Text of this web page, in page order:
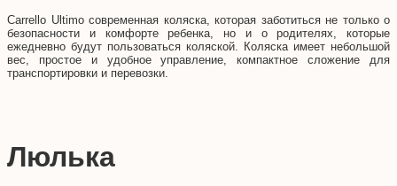
Carrello Ultimo современная коляска, которая заботиться не только о
безопасности и комфорте ребенка, но и о родителях, которые
ежедневно будут пользоваться коляской. Коляска имеет небольшой
вес, простое и удобное управление, компактное сложение для
транспортировки и перевозки.
Люлька